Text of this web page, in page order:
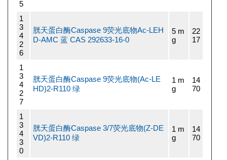
5
1
3
4
2
6
胱天蛋白酶Caspase 9荧光底物Ac-LEH
D-AMC 蓝 CAS 292633-16-0
5 m
g
22
17
1
3
4
2
7
胱天蛋白酶Caspase 9荧光底物(Ac-LE
HD)2-R110 绿
1 m
g
14
70
1
3
4
3
0
胱天蛋白酶Caspase 3/7荧光底物(Z-DE
VD)2-R110 绿
1 m
g
14
70